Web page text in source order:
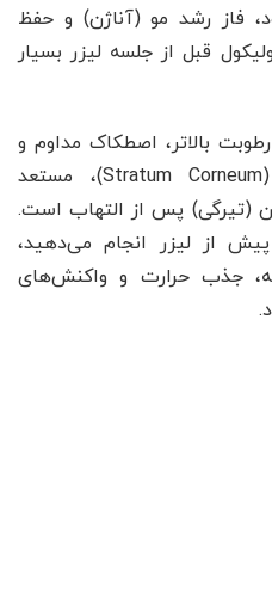
فاز رشد مو (آناژن) و حفظ
قبل از جلسه لیزر بسیار
بالاتر، اصطکاک مداوم و
ضخامت کمتر لایه شاخی (Stratum Corneum)، مستعد
(تیرگی) پس از التهاب است.
پیش از لیزر انجام می‌دهید،
جذب حرارت و واکنش‌های